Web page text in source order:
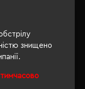
знищено
тимчасово